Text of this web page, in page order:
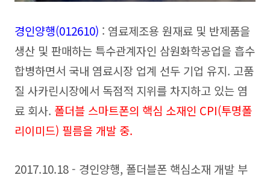
경인양행(012610) : 염료제조용 원재료 및 반제품을
생산 및 판매하는 특수관계자인 삼원화학공업을 흡수
합병하면서 국내 염료시장 업계 선두 기업 유지. 고품
질 사카린시장에서 독점적 지위를 차지하고 있는 염
료 회사. 폴더블 스마트폰의 핵심 소재인 CPI(투명폴
리이미드) 필름을 개발 중.
2017.10.18 - 경인양행, 폴더블폰 핵심소재 개발 부